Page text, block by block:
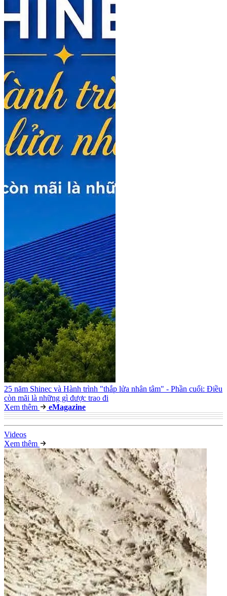
25 năm Shinec và Hành trình "thắp lửa nhân tâm" - Phần cuối: Điều
còn mãi là những gì được trao đi
Xem thêm
eMagazine
Videos
Xem thêm